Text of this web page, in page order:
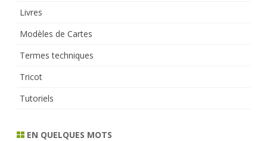
Livres
Modèles de Cartes
Termes techniques
Tricot
Tutoriels
EN QUELQUES MOTS